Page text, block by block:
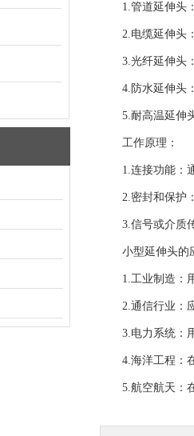
1.管道延伸头：
2.电缆延伸头：
3.光纤延伸头：
4.防水延伸头：
5.耐高温延伸头
工作原理：
1.连接功能：通
2.密封和保护：
3.信号或介质传
小型延伸头的
1.工业制造：用
2.通信行业：应
3.电力系统：用
4.海洋工程：在
5.航空航天：在